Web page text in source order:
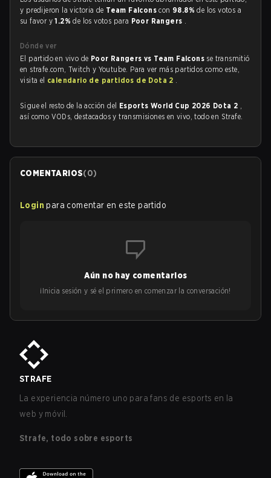
y predijeron la victoria de Team Falconscon 98.8%de los votos a
su favor y1.2%de los votos para Poor Rangers .
Dónde ver
El partido en vivo de Poor Rangers vs Team Falcons se transmitió
en strafe.com, Twitch y Youtube. Para ver más partidos como este,
visita el calendario de partidos de Dota 2 .
Sigue el resto de la acción del Esports World Cup 2026 Dota 2 ,
así como VODs, destacados y transmisiones en vivo, todo en Strafe.
COMENTARIOS(0)
Login para comentar en este partido
Aún no hay comentarios
¡Inicia sesión y sé el primero en comenzar la conversación!
STRAFE
La experiencia número uno para fans de esports en la
web y móvil.
Strafe, todo sobre esports